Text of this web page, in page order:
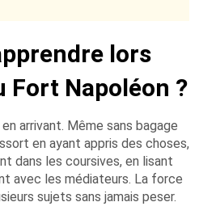
lors
Fort Napoléon ?
arrivant. Même sans bagage
en ayant appris des choses,
dans les coursives, en lisant
avec les médiateurs. La force
sujets sans jamais peser.